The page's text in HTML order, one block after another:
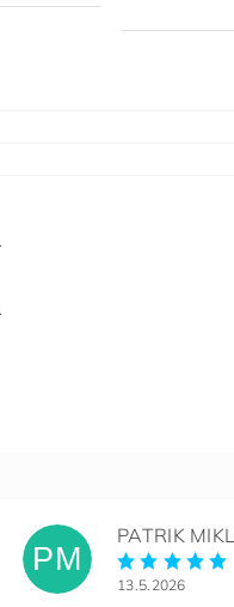
PM
PATRIK
13.5.2026